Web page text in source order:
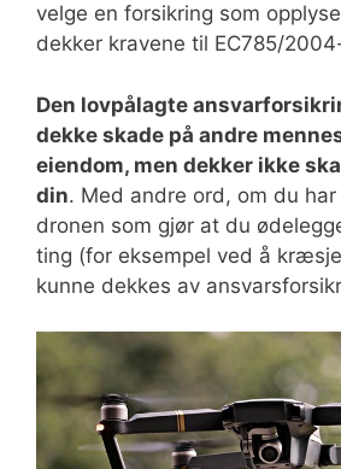
velge en forsikring som
dekker kravene til EC785/
Den lovpålagte
dekke skade på andre
eiendom, men dekker ikke
din. Med andre ord, om du
dronen som gjør at du
ting (for eksempel ved å
kunne dekkes av